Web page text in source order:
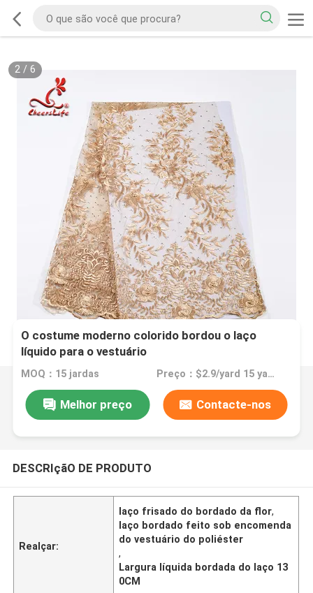
2/ 6
O costume moderno colorido bordou o laço
líquido para o vestuário
MOQ：15 jardas Preço：$2.9/yard 15 yards
Melhor preço Contacte-nos
DESCRIçãO DE PRODUTO
Realçar:
laço frisado do bordado da flor,
laço bordado feito sob encomenda
do vestuário do poliéster
,
Largura líquida bordada do laço 13
0CM